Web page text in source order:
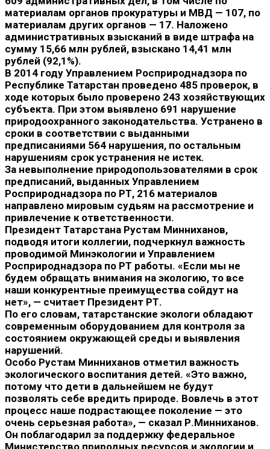
материалам органов прокуратуры и МВД — 107, по
материалам других органов — 17. Наложено
административных взысканий в виде штрафа на
сумму 15,66 млн рублей, взыскано 14,41 млн
рублей (92,1%).
В 2014 году Управлением Росприроднадзора по
Республике Татарстан проведено 485 проверок, в
ходе которых было проверено 243 хозяйствующих
субъекта. При этом выявлено 691 нарушение
природоохранного законодательства. Устранено в
сроки в соответствии с выданными
предписаниями 564 нарушения, по остальным
нарушениям срок устранения не истек.
За невыполнение природопользователями в срок
предписаний, выданных Управлением
Росприроднадзора по РТ, 216 материалов
направлено мировым судьям на рассмотрение и
привлечение к ответственности.
Президент Татарстана Рустам Минниханов,
подводя итоги коллегии, подчеркнул важность
проводимой Минэкологии и Управлением
Росприроднадзора по РТ работы. «Если мы не
будем обращать внимания на экологию, то все
наши конкурентные преимущества сойдут на
нет», — считает Президент РТ.
По его словам, татарстанские экологи обладают
современным оборудованием для контроля за
состоянием окружающей среды и выявления
нарушений.
Особо Рустам Минниханов отметил важность
экологического воспитания детей. «Это важно,
потому что дети в дальнейшем не будут
позволять себе вредить природе. Вовлечь в этот
процесс наше подрастающее поколение — это
очень серьезная работа», — сказал Р.Минниханов.
Он поблагодарил за поддержку федеральное